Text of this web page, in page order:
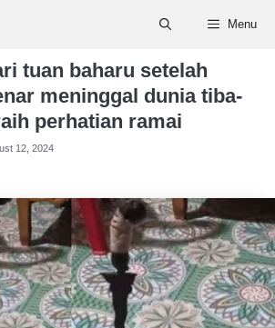
Menu
tuan baharu setelah
meninggal dunia tiba-
perhatian ramai
12, 2024